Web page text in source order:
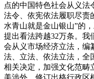
点的中国特色社会从义
法令、依宪依法履职尽责
水青山就是金山银山”的
提出看法跨越32万条。
会从义市场经济立法，编
法、立法、依法立法，全
相关决定，加强文化范畴
美涉外，修订出格行政区